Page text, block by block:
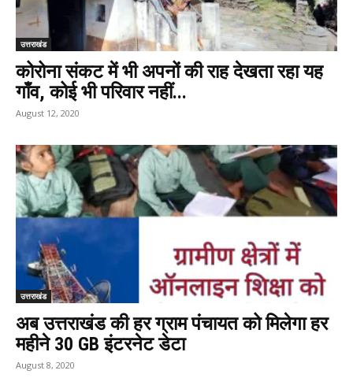
उत्तराखंड
कोरोना संकट में भी अपनों की राह देखता रहा यह
गाँव, कोई भी परिवार नहीं...
August 12, 2020
उत्तराखंड
अब उत्तराखंड की हर ग्राम पंचायत को मिलेगा हर
महीने 30 GB इंटरनेट डेटा
August 8, 2020